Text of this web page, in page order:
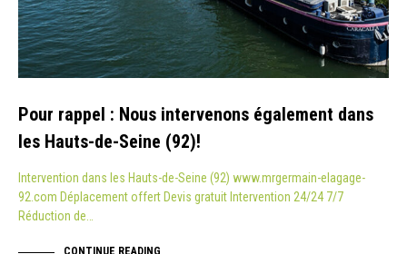
Pour rappel : Nous intervenons également dans
les Hauts-de-Seine (92)!
Intervention dans les Hauts-de-Seine (92) www.mrgermain-elagage-
92.com Déplacement offert Devis gratuit Intervention 24/24 7/7
Réduction de…